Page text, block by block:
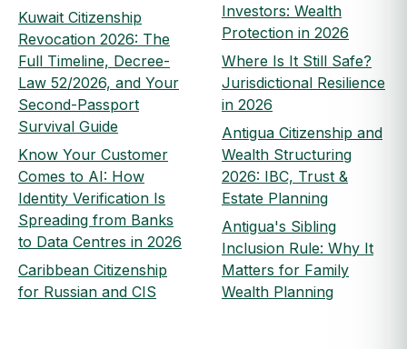
Kuwait Citizenship
Revocation 2026: The
Full Timeline, Decree-
Law 52/2026, and Your
Second-Passport
Survival Guide
Know Your Customer
Comes to AI: How
Identity Verification Is
Spreading from Banks
to Data Centres in 2026
Caribbean Citizenship
for Russian and CIS
Investors: Wealth
Protection in 2026
Where Is It Still Safe?
Jurisdictional Resilience
in 2026
Antigua Citizenship and
Wealth Structuring
2026: IBC, Trust &
Estate Planning
Antigua's Sibling
Inclusion Rule: Why It
Matters for Family
Wealth Planning